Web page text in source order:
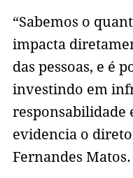
“Sabemos o
impacta
das pessoas, e é
investindo em
responsabilidade
evidencia o
Fernandes Matos.